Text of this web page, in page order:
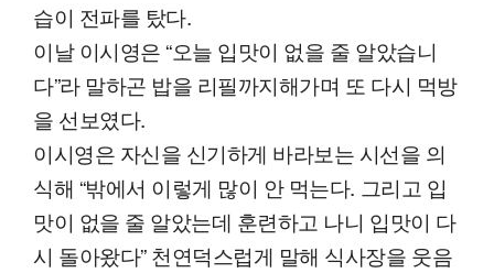
습이 전파를 탔다.
이날 이시영은 “오늘 입맛이 없을 줄 알았습니
다”라 말하곤 밥을 리필까지해가며 또 다시 먹방
을 선보였다.
이시영은 자신을 신기하게 바라보는 시선을 의
식해 “밖에서 이렇게 많이 안 먹는다. 그리고 입
맛이 없을 줄 알았는데 훈련하고 나니 입맛이 다
시 돌아왔다” 천연덕스럽게 말해 식사장을 웃음